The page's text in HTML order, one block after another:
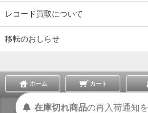
レコード買取について
移転のおしらせ
ホーム カート
表示切替 :スマートフォン|
在庫切れ商品の再入荷通知を